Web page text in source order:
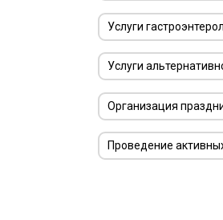
Услуги
Услуги
Организация
Проведение